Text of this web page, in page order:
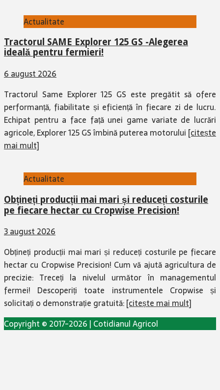
Actualitate
Tractorul SAME Explorer 125 GS -Alegerea
ideală pentru fermieri!
6 august 2026
Tractorul Same Explorer 125 GS este pregătit să ofere
performanță, fiabilitate și eficiență în fiecare zi de lucru.
Echipat pentru a face față unei game variate de lucrări
agricole, Explorer 125 GS îmbină puterea motorului [citește
mai mult]
Actualitate
Obțineți producții mai mari și reduceți costurile
pe fiecare hectar cu Cropwise Precision!
3 august 2026
Obțineți producții mai mari și reduceți costurile pe fiecare
hectar cu Cropwise Precision! Cum vă ajută agricultura de
precizie: Treceți la nivelul următor în managementul
fermei! Descoperiți toate instrumentele Cropwise și
solicitați o demonstrație gratuită:[citește mai mult]
Copyright © 2017-2026 | Cotidianul Agricol